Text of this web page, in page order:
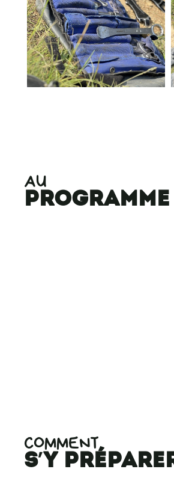
AU
programme
COMMENT
s’y